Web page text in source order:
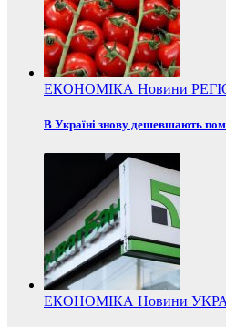
ЕКОНОМІКА Новини
В Україні знову дешевшають
ЕКОНОМІКА Новини